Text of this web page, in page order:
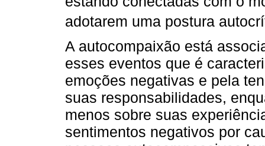
adotarem uma postura
A autocompaixão está
esses eventos que é
emoções negativas e pela
suas responsabilidades,
menos sobre suas
sentimentos negativos por